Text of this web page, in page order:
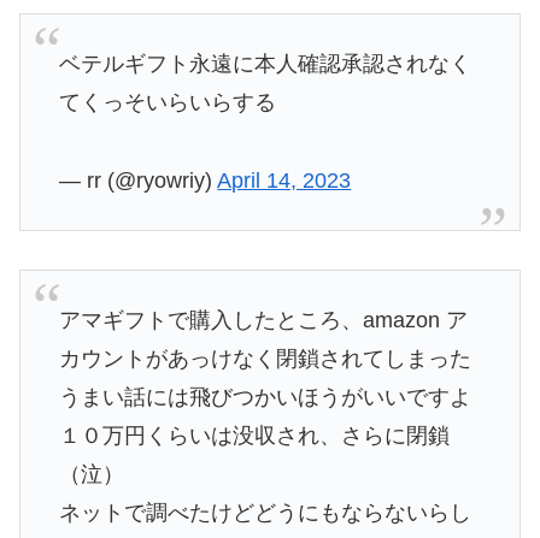
ベテルギフト永遠に本人確認承認されなく
てくっそいらいらする
— rr (@ryowriy)April 14, 2023
アマギフトで購入したところ、amazon ア
カウントがあっけなく閉鎖されてしまった
うまい話には飛びつかいほうがいいですよ
１０万円くらいは没収され、さらに閉鎖
（泣）
ネットで調べたけどどうにもならないらし